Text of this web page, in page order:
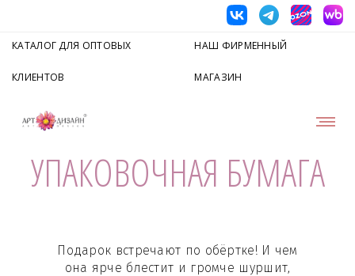
КАТАЛОГ ДЛЯ ОПТОВЫХ
КЛИЕНТОВ
НАШ ФИРМЕННЫЙ
МАГАЗИН
УПАКОВОЧНАЯ БУМАГА
Подарок встречают по обёртке! И чем
она ярче блестит и громче шуршит,